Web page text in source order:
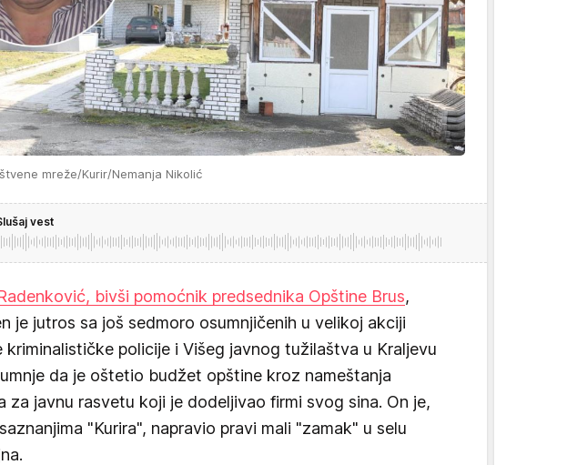
mreže/Kurir/Nemanja Nikolić
vest
bivši pomoćnik predsednika Opštine Brus,
je jutros sa još sedmoro osumnjičenih u velikoj akciji
kriminalističke policije i Višeg javnog tužilaštva u Kraljevu
da je oštetio budžet opštine kroz nameštanja
za javnu rasvetu koji je dodeljivao firmi svog sina. On je,
"Kurira", napravio pravi mali "zamak" u selu